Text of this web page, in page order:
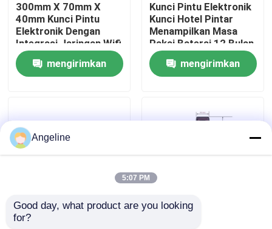
Tur Pabrik
Kontrol kualitas
Kasus
Permintaan Penawaran
Download
300mm X 70mm X
40mm Kunci Pintu
Elektronik Dengan
Integrasi Jaringan Wifi
Cocok untuk Solusi
Keamanan Komersial
mengirimkan
Kunci Pintu Elektronik
Kunci Hotel Pintar
Menampilkan Masa
Pakai Baterai 12 Bulan
dan Tanggam
70X95Mm 62X95Mm
Cocok untuk Kontrol
mengirimkan
PMS Fidelio Surface
Angeline
5:07 PM
Good day, what product are you looking
for?